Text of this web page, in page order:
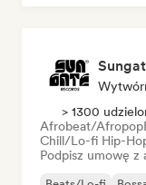
> 1300
Afrobeat/Afropop
Chill/Lo-fi Hip-
Podpisz umowę